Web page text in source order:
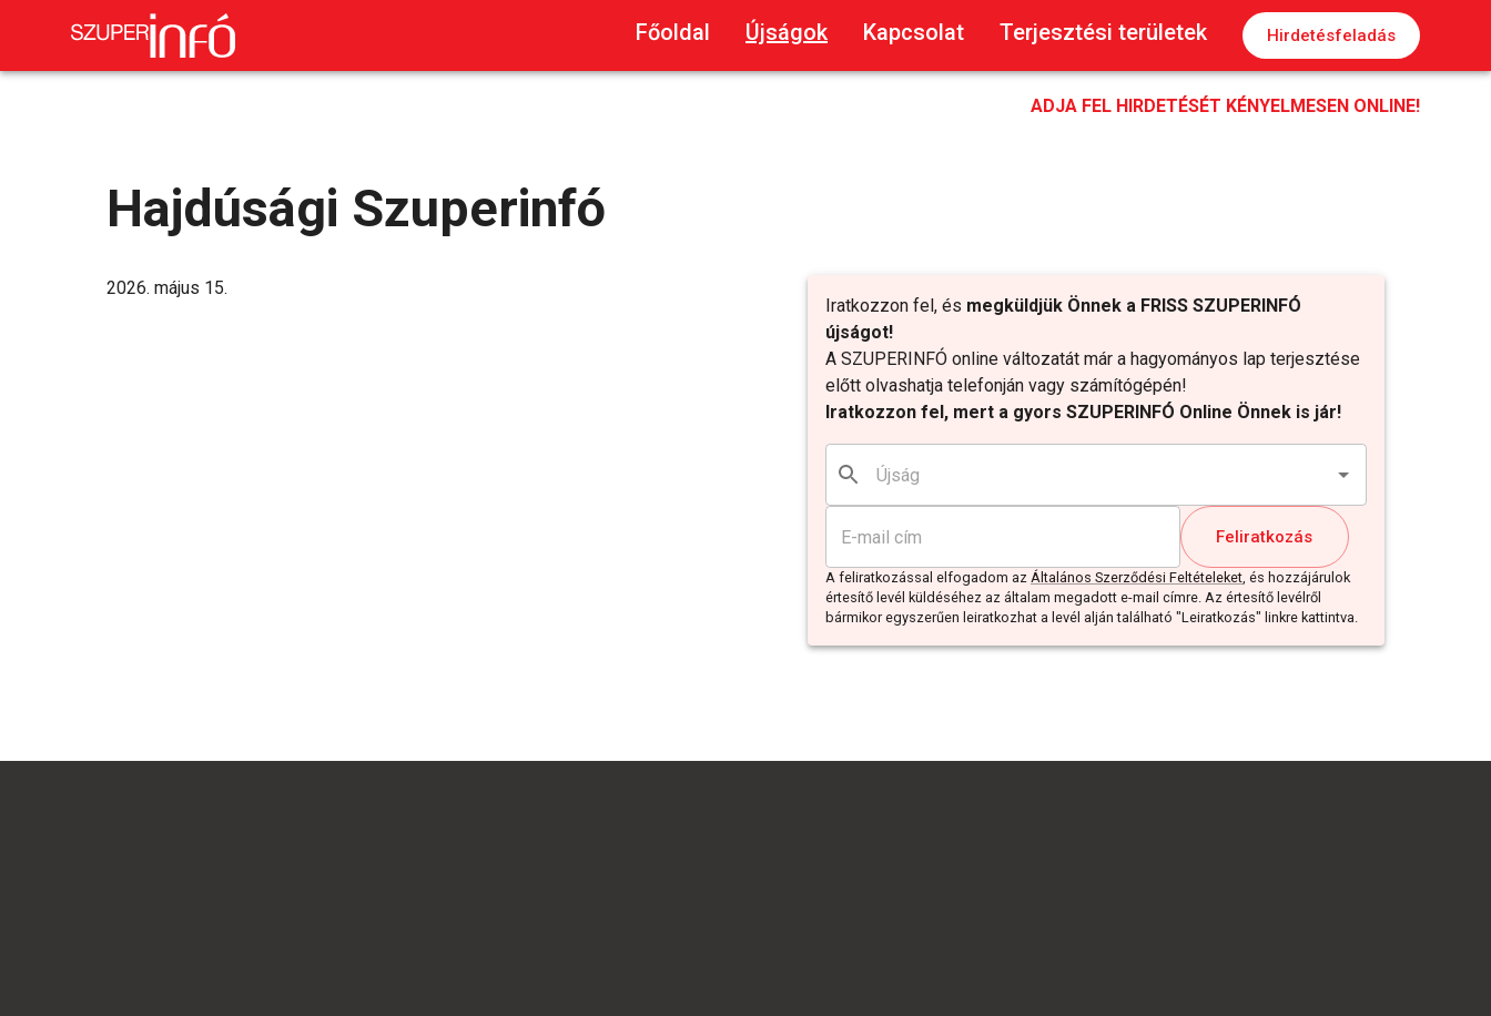
Főoldal Újságok Kapcsolat Terjesztési területek Hirdetésfeladás
ADJA FEL HIRDETÉSÉT KÉNYELMESEN ONLINE!
Hajdúsági Szuperinfó
Iratkozzon fel, és megküldjük Önnek a FRISS SZUPERINFÓ
újságot!
A SZUPERINFÓ online változatát már a hagyományos lap terjesztése
előtt olvashatja telefonján vagy számítógépén!
Iratkozzon fel, mert a gyors SZUPERINFÓ Online Önnek is jár!
Feliratkozás
A feliratkozással elfogadom az Általános Szerződési Feltételeket, és hozzájárulok
értesítő levél küldéséhez az általam megadott e-mail címre. Az értesítő levélről
bármikor egyszerűen leiratkozhat a levél alján található "Leiratkozás" linkre kattintva.
2026. május 15.